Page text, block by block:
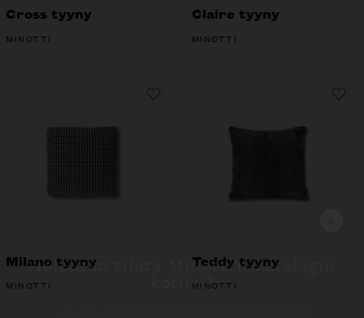
Cross tyyny
MINOTTI
Claire tyyny
MINOTTI
Milano tyyny
MINOTTI
Teddy tyyny
MINOTTI
Haluatko tilata Minotti’n katalogin